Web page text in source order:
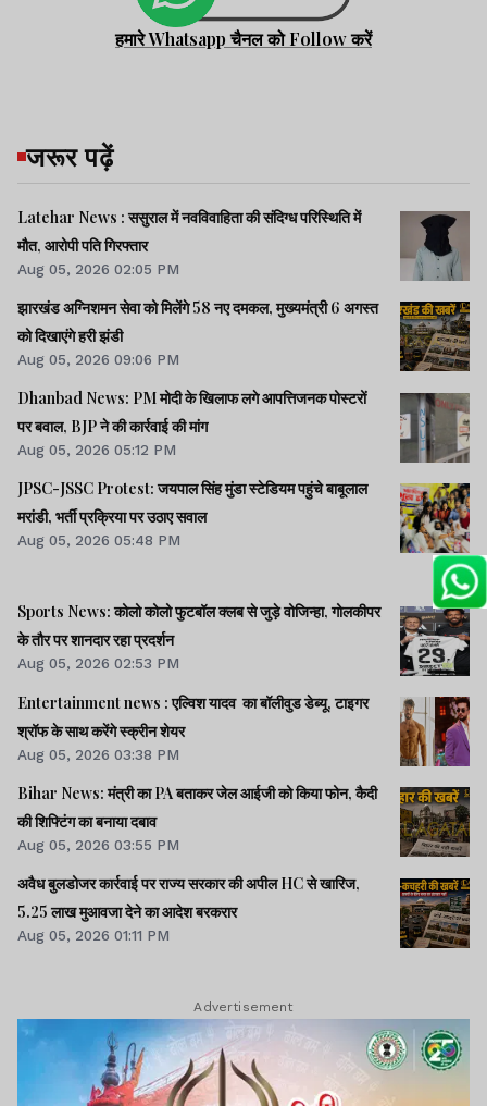
हमारे Whatsapp चैनल को Follow करें
जरूर पढ़ें
Latehar News : ससुराल में नवविवाहिता की संदिग्ध परिस्थिति में
मौत, आरोपी पति गिरफ्तार
Aug 05, 2026 02:05 PM
झारखंड अग्निशमन सेवा को मिलेंगे 58 नए दमकल, मुख्यमंत्री 6 अगस्त
को दिखाएंगे हरी झंडी
Aug 05, 2026 09:06 PM
Dhanbad News: PM मोदी के खिलाफ लगे आपत्तिजनक पोस्टरों
पर बवाल, BJP ने की कार्रवाई की मांग
Aug 05, 2026 05:12 PM
JPSC-JSSC Protest: जयपाल सिंह मुंडा स्टेडियम पहुंचे बाबूलाल
मरांडी, भर्ती प्रक्रिया पर उठाए सवाल
Aug 05, 2026 05:48 PM
Sports News: कोलो कोलो फुटबॉल क्लब से जुड़े वोजिन्हा, गोलकीपर
के तौर पर शानदार रहा प्रदर्शन
Aug 05, 2026 02:53 PM
Entertainment news : एल्विश यादव का बॉलीवुड डेब्यू, टाइगर
श्रॉफ के साथ करेंगे स्क्रीन शेयर
Aug 05, 2026 03:38 PM
Bihar News: मंत्री का PA बताकर जेल आईजी को किया फोन, कैदी
की शिफ्टिंग का बनाया दबाव
Aug 05, 2026 03:55 PM
अवैध बुलडोजर कार्रवाई पर राज्य सरकार की अपील HC से खारिज,
5.25 लाख मुआवजा देने का आदेश बरकरार
Aug 05, 2026 01:11 PM
Advertisement